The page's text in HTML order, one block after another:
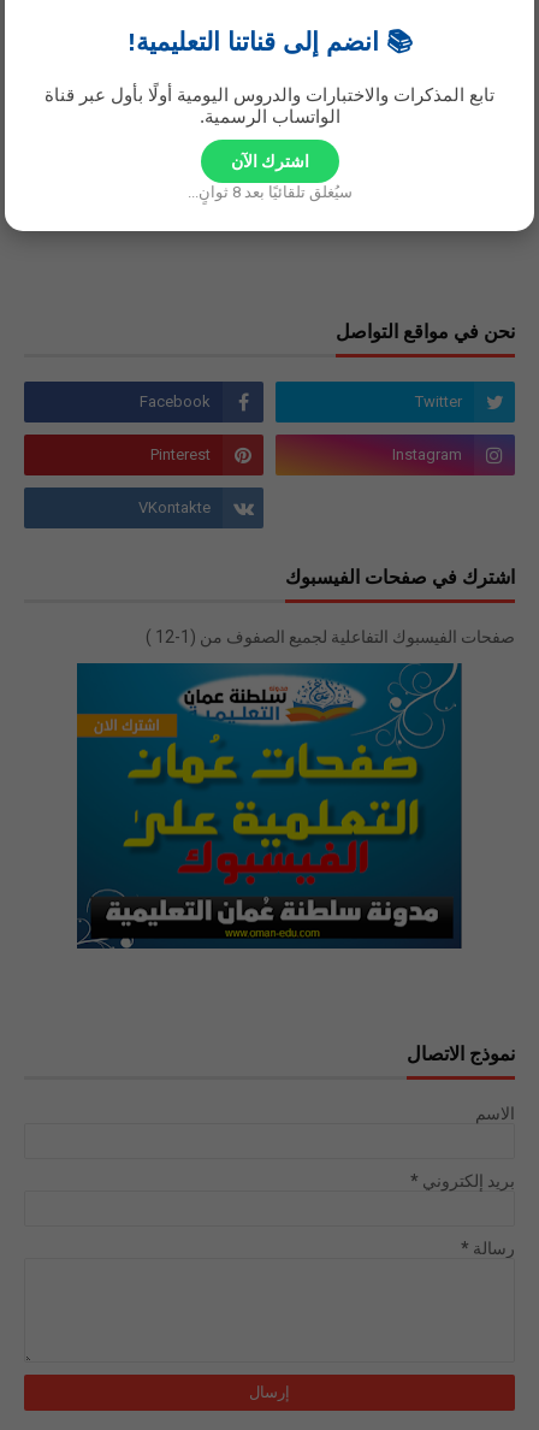
📚 انضم إلى قناتنا التعليمية!
تابع المذكرات والاختبارات والدروس اليومية أولًا بأول عبر قناة
الواتساب الرسمية.
اشترك الآن
سيُغلق تلقائيًا بعد8 ثوانٍ...
نحن في مواقع التواصل
اشترك في صفحات الفيسبوك
صفحات الفيسبوك التفاعلية لجميع الصفوف من (1-12 )
نموذج الاتصال
الاسم
بريد إلكتروني *
رسالة *